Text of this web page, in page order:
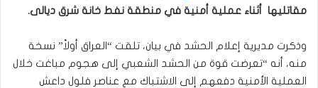
مقاتليها أثناء عملية أمنية في منطقة نفط خانة شرق ديالى.
وذكرت مديرية إعلام الحشد في بيان، تلقت “العراق أولاً” نسخة
منه، أنه “تعرضت قوة من الحشد الشعبي إلى هجوم مباغت خلال
العملية الأمنية دفعهم إلى الاشتباك مع عناصر فلول داعش